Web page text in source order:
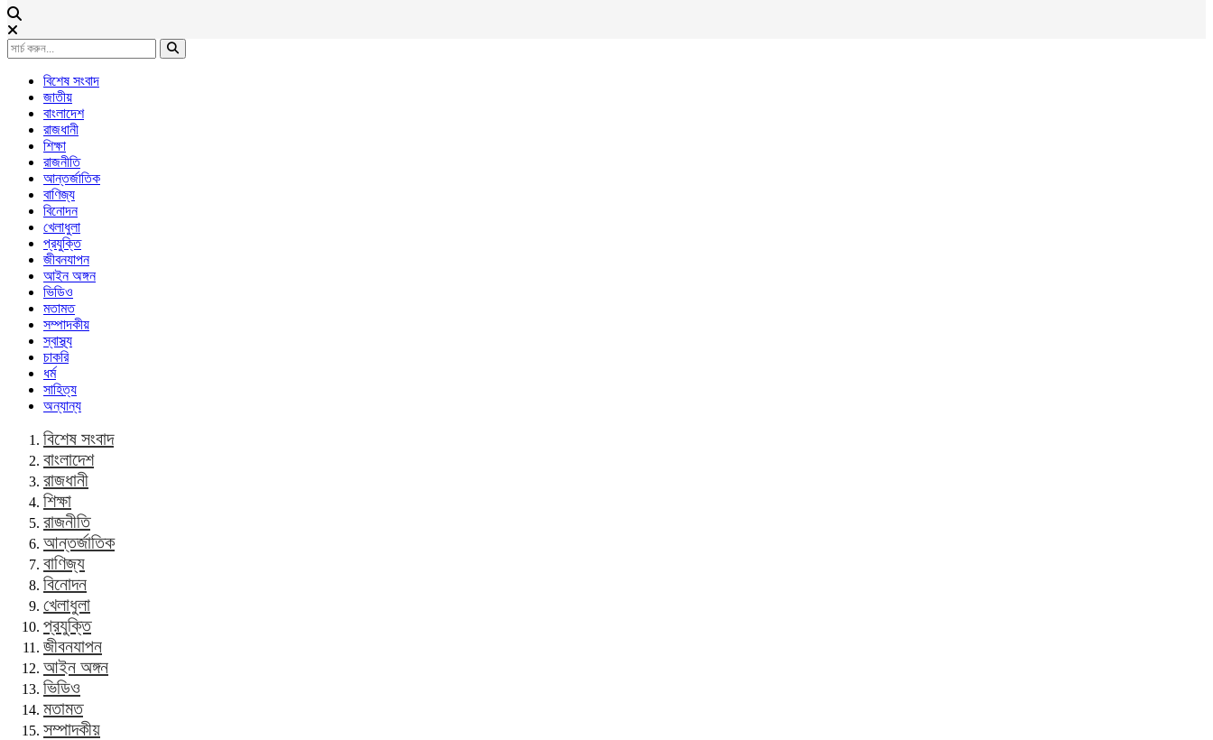
বিশেষ সংবাদ
জাতীয়
বাংলাদেশ
রাজধানী
শিক্ষা
রাজনীতি
আন্তর্জাতিক
বাণিজ্য
বিনোদন
খেলাধুলা
প্রযুক্তি
জীবনযাপন
আইন অঙ্গন
ভিডিও
মতামত
সম্পাদকীয়
স্বাস্থ্য
চাকরি
ধর্ম
সাহিত্য
অন্যান্য
বিশেষ সংবাদ
বাংলাদেশ
রাজধানী
শিক্ষা
রাজনীতি
আন্তর্জাতিক
বাণিজ্য
বিনোদন
খেলাধুলা
প্রযুক্তি
জীবনযাপন
আইন অঙ্গন
ভিডিও
মতামত
সম্পাদকীয়